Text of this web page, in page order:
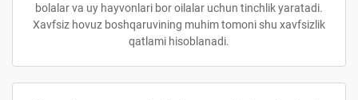
bolalar va uy hayvonlari bor oilalar uchun tinchlik yaratadi.
Xavfsiz hovuz boshqaruvining muhim tomoni shu xavfsizlik
qatlami hisoblanadi.